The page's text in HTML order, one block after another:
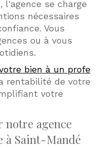
l'agence se charge
nécessaires
Vous
ou à vous
bien à un profe
rentabilité de votre
votre
notre agence
à Saint-Mandé